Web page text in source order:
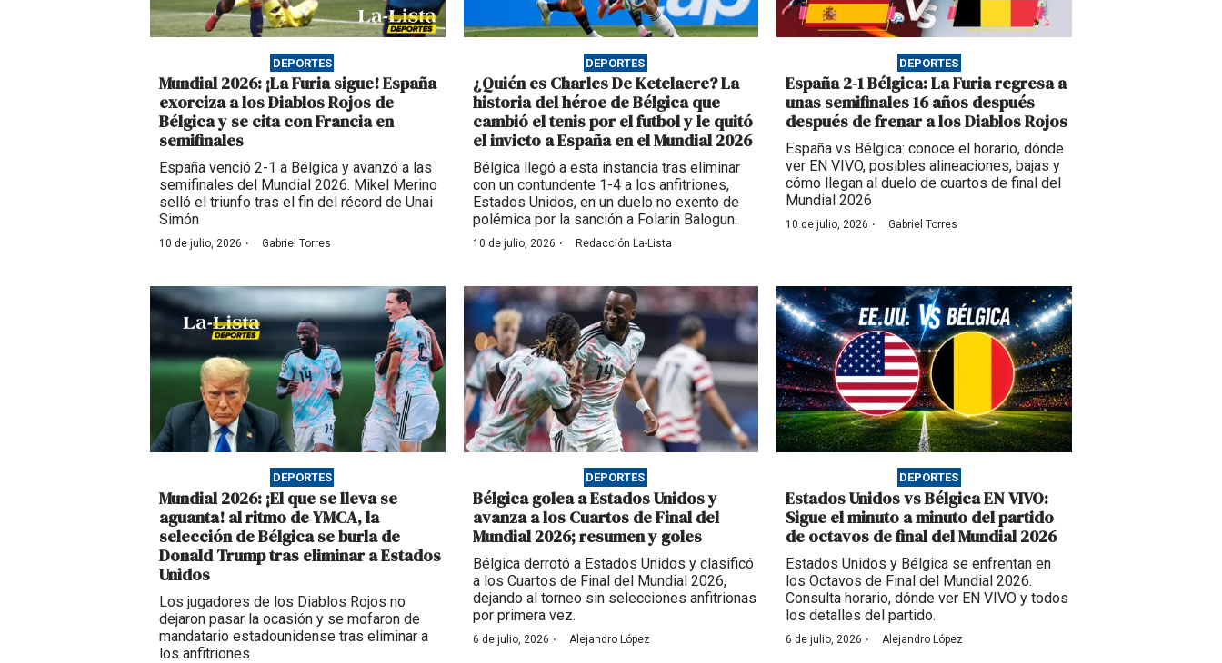
DEPORTES
Mundial 2026: ¡La Furia sigue! España
exorciza a los Diablos Rojos de
Bélgica y se cita con Francia en
semifinales
España venció 2-1 a Bélgica y avanzó a las
semifinales del Mundial 2026. Mikel Merino
selló el triunfo tras el fin del récord de Unai
Simón
10 de julio, 2026 · Gabriel Torres
DEPORTES
¿Quién es Charles De Ketelaere? La
historia del héroe de Bélgica que
cambió el tenis por el futbol y le quitó
el invicto a España en el Mundial 2026
Bélgica llegó a esta instancia tras eliminar
con un contundente 1-4 a los anfitriones,
Estados Unidos, en un duelo no exento de
polémica por la sanción a Folarin Balogun.
10 de julio, 2026 · Redacción La-Lista
DEPORTES
España 2-1 Bélgica: La Furia regresa a
unas semifinales 16 años después
después de frenar a los Diablos Rojos
España vs Bélgica: conoce el horario, dónde
ver EN VIVO, posibles alineaciones, bajas y
cómo llegan al duelo de cuartos de final del
Mundial 2026
10 de julio, 2026 · Gabriel Torres
DEPORTES
Mundial 2026: ¡El que se lleva se
aguanta! al ritmo de YMCA, la
selección de Bélgica se burla de
Donald Trump tras eliminar a Estados
Unidos
Los jugadores de los Diablos Rojos no
dejaron pasar la ocasión y se mofaron de
mandatario estadounidense tras eliminar a
los anfitriones
DEPORTES
Bélgica golea a Estados Unidos y
avanza a los Cuartos de Final del
Mundial 2026; resumen y goles
Bélgica derrotó a Estados Unidos y clasificó
a los Cuartos de Final del Mundial 2026,
dejando al torneo sin selecciones anfitrionas
por primera vez.
6 de julio, 2026 · Alejandro López
DEPORTES
Estados Unidos vs Bélgica EN VIVO:
Sigue el minuto a minuto del partido
de octavos de final del Mundial 2026
Estados Unidos y Bélgica se enfrentan en
los Octavos de Final del Mundial 2026.
Consulta horario, dónde ver EN VIVO y todos
los detalles del partido.
6 de julio, 2026 · Alejandro López